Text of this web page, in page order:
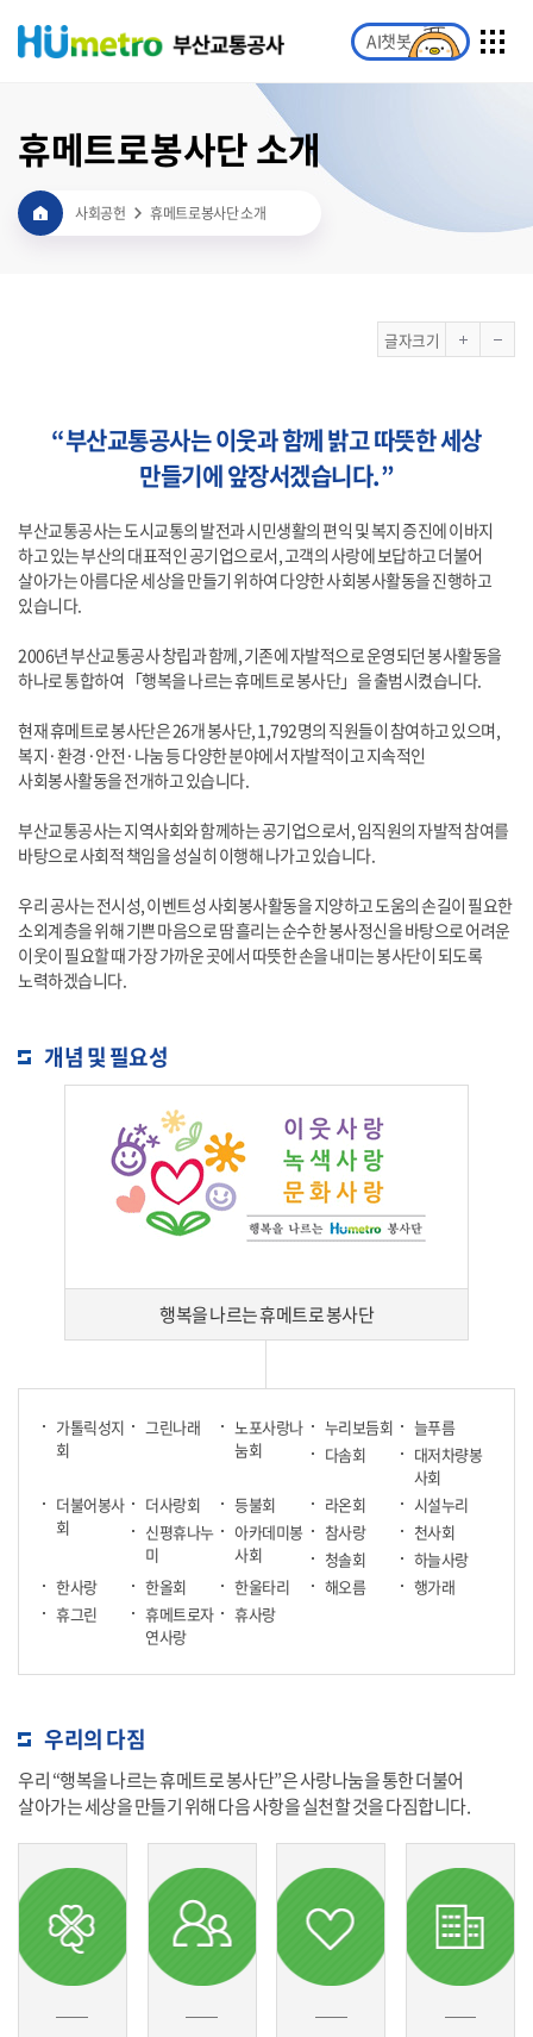
AI챗봇
휴메트로봉사단 소개
사회공헌 휴메트로봉사단 소개
글자크기
“부산교통공사는 이웃과 함께 밝고 따뜻한 세상
만들기에 앞장서겠습니다.”
부산교통공사는 도시교통의 발전과 시민생활의 편익 및 복지 증진에 이바지
하고 있는 부산의 대표적인 공기업으로서, 고객의 사랑에 보답하고 더불어
살아가는 아름다운 세상을 만들기 위하여 다양한 사회봉사활동을 진행하고
있습니다.
2006년 부산교통공사 창립과 함께, 기존에 자발적으로 운영되던 봉사활동을
하나로 통합하여 「행복을 나르는 휴메트로 봉사단」을 출범시켰습니다.
현재 휴메트로 봉사단은 26개 봉사단, 1,792명의 직원들이 참여하고 있으며,
복지·환경·안전·나눔 등 다양한 분야에서 자발적이고 지속적인
사회봉사활동을 전개하고 있습니다.
부산교통공사는 지역사회와 함께하는 공기업으로서, 임직원의 자발적 참여를
바탕으로 사회적 책임을 성실히 이행해 나가고 있습니다.
우리 공사는 전시성, 이벤트성 사회봉사활동을 지양하고 도움의 손길이 필요한
소외계층을 위해 기쁜 마음으로 땀 흘리는 순수한 봉사정신을 바탕으로 어려운
이웃이 필요할 때 가장 가까운 곳에서 따뜻한 손을 내미는 봉사단이 되도록
노력하겠습니다.
개념 및 필요성
행복을 나르는 휴메트로 봉사단
가톨릭성지
회
그린나래
노포사랑나
눔회
누리보듬회
늘푸름
다솜회
대저차량봉
사회
더불어봉사
회
더사랑회 등불회 라온회
시설누리
신평휴나누
미
아카데미봉
사회
참사랑
천사회
청솔회
하늘사랑
한사랑
한올회 한울타리 해오름
행가래
휴그린
휴메트로자
연사랑
휴사랑
우리의 다짐
우리 “행복을 나르는 휴메트로 봉사단”은 사랑나눔을 통한 더불어
살아가는 세상을 만들기 위해 다음 사항을 실천할 것을 다짐합니다.